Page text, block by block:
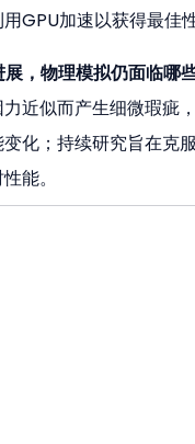
GPU加速以获得最佳性
，物理模拟仍面临哪
近似而产生细微瑕疵
化；持续研究旨在克
能。